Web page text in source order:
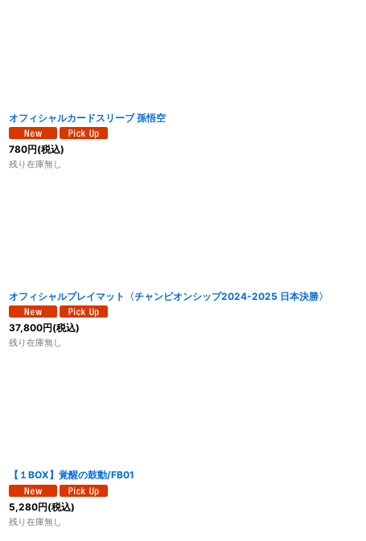
オフィシャルカードスリーブ 孫悟空
780円(税込)
残り在庫無し
オフィシャルプレイマット〈チャンピオンシップ2024-2025 日本決勝〉
37,800円(税込)
残り在庫無し
【１BOX】覚醒の鼓動/FB01
5,280円(税込)
残り在庫無し